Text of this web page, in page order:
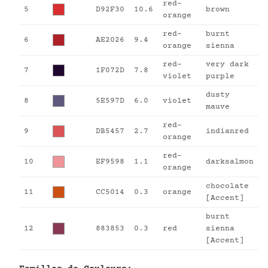
5 D92F30 10.6
red-
orange
brown
6 AE2026 9.4
red-
orange
burnt
sienna
7 1F072D 7.8
red-
violet
very dark
purple
8 5E597D 6.0 violet
dusty
mauve
9 DB5457 2.7
red-
orange
indianred
10 EF9598 1.1
red-
orange
darksalmon
11 CC5014 0.3 orange
chocolate
[Accent]
12 883853 0.3 red
burnt
sienna
[Accent]